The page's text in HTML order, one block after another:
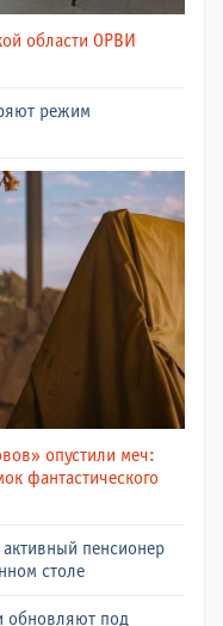
области ОРВИ
режим
опустили меч:
фантастического
пенсионер
столе
обновляют под